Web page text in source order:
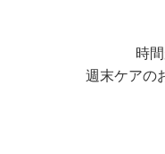
時
週末ケアの